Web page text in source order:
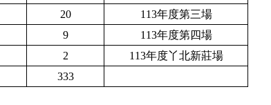
20
113年度第三場
9
113年度第四場
2
113年度丫北新莊場
333